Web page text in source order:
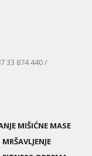
33 874 440 /
MIŠIĆNE MASE